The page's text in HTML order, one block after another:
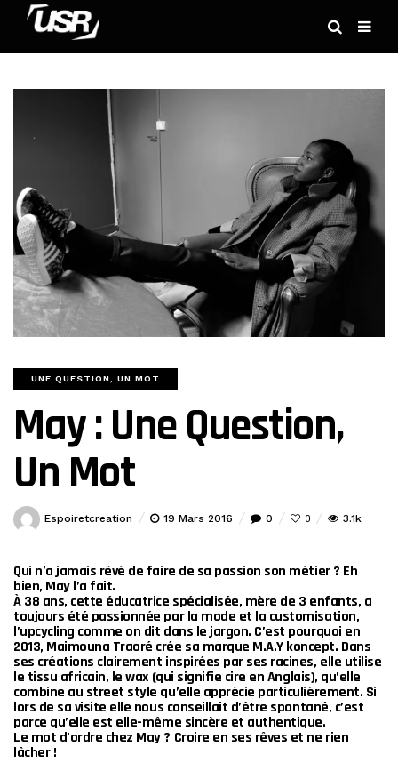
UNE QUESTION, UN MOT
May : Une Question,
Un Mot
Espoiretcreation 19 Mars 2016 0 0 3.1k
Qui n’a jamais rêvé de faire de sa passion son métier ? Eh
bien, Mayl’a fait.
À 38 ans, cette éducatrice spécialisée, mère de 3 enfants, a
toujours été passionnée par la mode et la customisation,
l’upcycling comme on dit dans le jargon. C’est pourquoi en
2013, Maimouna Traoré crée sa marque M.A.Y koncept. Dans
ses créations clairement inspirées par ses racines, elle utilise
le tissu africain, le wax (qui signifie cire en Anglais), qu’elle
combine au street style qu’elle apprécie particulièrement. Si
lors de sa visite elle nous conseillait d’être spontané, c’est
parce qu’elle est elle-même sincère et authentique.
Le mot d’ordre chez May ? Croire en ses rêves et ne rien
lâcher !